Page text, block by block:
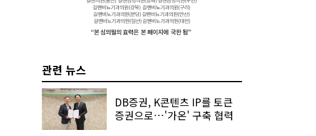
관련 뉴스
DB증권, K콘텐츠 IP를 토큰
증권으로…'가온' 구축 협력